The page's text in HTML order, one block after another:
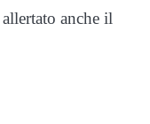
anche il